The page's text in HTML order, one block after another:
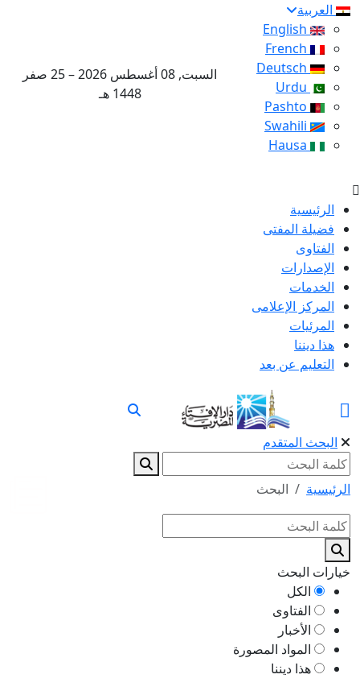
العربية
السبت, 08 أغسطس 2026 – 25 صفر
1448 هـ
الرئيسية
فضيلة المفتى
الفتاوى
الإصدارات
الخدمات
المركز الإعلامى
المرئيات
هذا ديننا
التعليم عن بعد
البحث المتقدم
الرئيسية البحث
خيارات البحث
الكل
الفتاوى
الأخبار
المواد المصورة
هذا ديننا